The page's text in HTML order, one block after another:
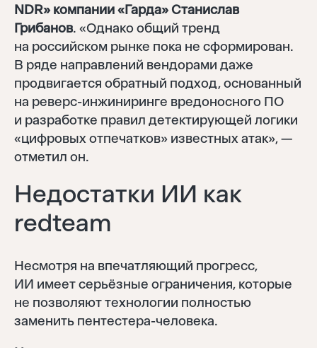
NDR» компании «Гарда» Станислав
Грибанов. «Однако общий тренд
на российском рынке пока не сформирован.
В ряде направлений вендорами даже
продвигается обратный подход, основанный
на реверс-инжиниринге вредоносного ПО
и разработке правил детектирующей логики
«цифровых отпечатков» известных атак», —
отметил он.
Недостатки ИИ как
redteam
Несмотря на впечатляющий прогресс,
ИИ имеет серьёзные ограничения, которые
не позволяют технологии полностью
заменить пентестера-человека.